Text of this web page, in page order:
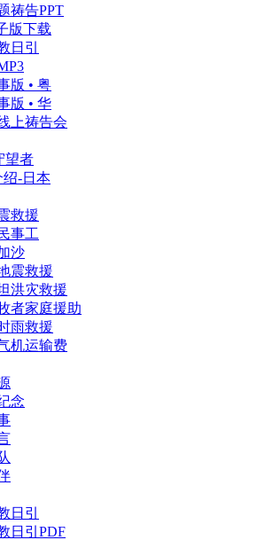
祷告PPT
版下载
日引
版 • 粤
版 • 华
上祷告会
望者
绍-日本
救援
事工
沙
震救援
洪灾救援
者家庭援助
雨救援
机运输费
念
日引
日引PDF